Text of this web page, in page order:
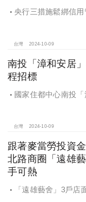
央行三措施鬆綁信
台灣 2024-10-09
南投「漳和安居
程招標
國家住都中心南投
台灣 2024-10-09
跟著麥當勞投資
北路商圈「遠雄
手可熱
「遠雄藝舍」3戶店